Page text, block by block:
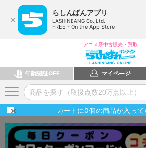
らしんばんアプリ
LASHINBANG Co.,Ltd.
FREE - On the App Store
アニメ系中古販売・買取
年齢認証OFF マイページ
カートに0個の商品が入って